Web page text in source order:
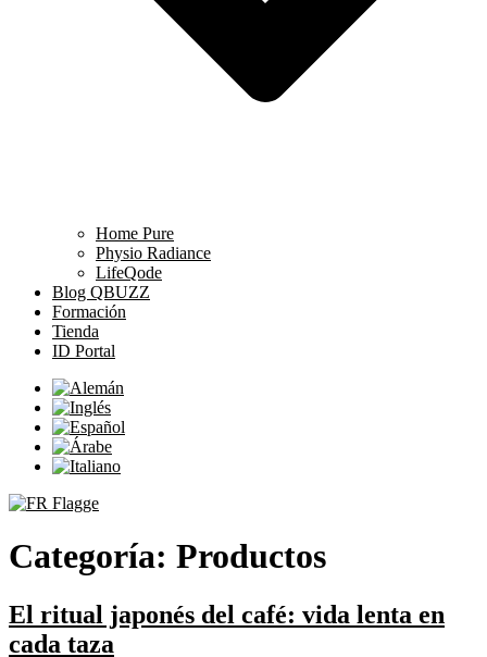
Home Pure
Physio Radiance
LifeQode
Blog QBUZZ
Formación
Tienda
ID Portal
Categoría: Productos
El ritual japonés del café: vida lenta en
cada taza